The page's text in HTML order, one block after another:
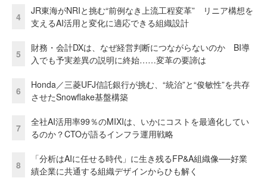
4
JR東海がNRIと挑む“前例なき上流工程変革” リニア構想を
支えるAI活用と変化に適応できる組織設計
5
財務・会計DXは、なぜ経営判断につながらないのか BI導
入でも予実差異の説明に終始……変革の要諦は
6
Honda／三菱UFJ信託銀行が挑む、“統治”と“俊敏性”を共存
させたSnowflake基盤構築
7
全社AI活用率99％のMIXIは、いかにコストを最適化してい
るのか？CTOが語るインフラ運用戦略
8
「分析はAIに任せる時代」に生き残るFP&A組織像──好業
績企業に共通する組織デザインからひも解く